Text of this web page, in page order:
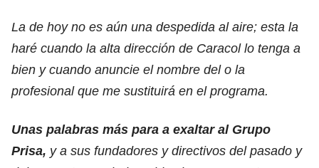
La de hoy no es aún una despedida al aire; esta la
haré cuando la alta dirección de Caracol lo tenga a
bien y cuando anuncie el nombre del o la
profesional que me sustituirá en el programa.
Unas palabras más para a exaltar al Grupo
Prisa, y a sus fundadores y directivos del pasado y